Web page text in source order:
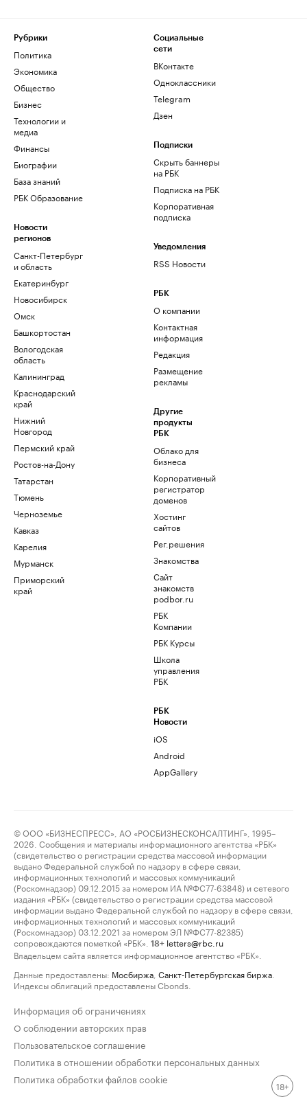
Рубрики
Политика
Экономика
Общество
Бизнес
Технологии и
медиа
Финансы
Биографии
База знаний
РБК Образование
Новости
регионов
Санкт-Петербург
и область
Екатеринбург
Новосибирск
Омск
Башкортостан
Вологодская
область
Калининград
Краснодарский
край
Нижний
Новгород
Пермский край
Ростов-на-Дону
Татарстан
Тюмень
Черноземье
Кавказ
Карелия
Мурманск
Приморский
край
Социальные
сети
ВКонтакте
Одноклассники
Telegram
Дзен
Подписки
Скрыть баннеры
на РБК
Подписка на РБК
Корпоративная
подписка
Уведомления
RSS Новости
РБК
О компании
Контактная
информация
Редакция
Размещение
рекламы
Другие
продукты
РБК
Облако для
бизнеса
Корпоративный
регистратор
доменов
Хостинг
сайтов
Рег.решения
Знакомства
Сайт
знакомств
podbor.ru
РБК
Компании
РБК Курсы
Школа
управления
РБК
РБК
Новости
iOS
Android
AppGallery
© ООО «БИЗНЕСПРЕСС», АО «РОСБИЗНЕСКОНСАЛТИНГ», 1995–
2026. Сообщения и материалы информационного агентства «РБК»
(свидетельство о регистрации средства массовой информации
выдано Федеральной службой по надзору в сфере связи,
информационных технологий и массовых коммуникаций
(Роскомнадзор) 09.12.2015 за номером ИА №ФС77-63848) и сетевого
издания «РБК» (свидетельство о регистрации средства массовой
информации выдано Федеральной службой по надзору в сфере связи,
информационных технологий и массовых коммуникаций
(Роскомнадзор) 03.12.2021 за номером ЭЛ №ФС77-82385)
сопровождаются пометкой «РБК».
18+ letters@rbc.ru
Владельцем сайта является информационное агентство «РБК».
Данные предоставлены: Мосбиржа Санкт-Петербургская биржа
Индексы облигаций предоставлены Cbonds.
Информация об ограничениях
О соблюдении авторских прав
Пользовательское соглашение
Политика в отношении обработки персональных данных
Политика обработки файлов cookie
18+